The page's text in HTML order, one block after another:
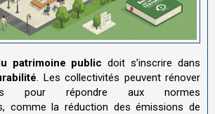
patrimoine public doit s’inscrire dans
. Les collectivités peuvent rénover
pour répondre aux normes
comme la réduction des émissions de